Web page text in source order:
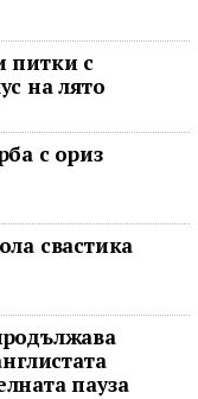
питки с
на лято
с ориз
свастика
пауза